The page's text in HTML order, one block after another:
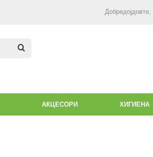
Добредојдовте,
АКЦЕСОРИ ХИГИЕНА